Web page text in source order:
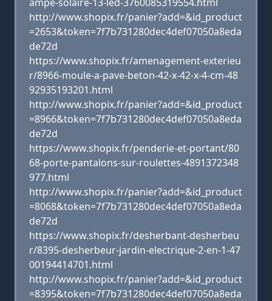
http://www.shopix.fr/panier?add=&id_product
=2653&token=7f7b731280dec4def07050a8eda
de72d
https://www.shopix.fr/amenagement-exterieu
r/8966-moule-a-pave-beton-42-x-42-x-4-cm-48
92935193201.html
http://www.shopix.fr/panier?add=&id_product
=8966&token=7f7b731280dec4def07050a8eda
de72d
https://www.shopix.fr/penderie-et-portant/80
68-porte-pantalons-sur-roulettes-4891372348
977.html
http://www.shopix.fr/panier?add=&id_product
=8068&token=7f7b731280dec4def07050a8eda
de72d
https://www.shopix.fr/desherbant-desherbeu
r/8395-desherbeur-jardin-electrique-2-en-1-47
00194414701.html
http://www.shopix.fr/panier?add=&id_product
=8395&token=7f7b731280dec4def07050a8eda